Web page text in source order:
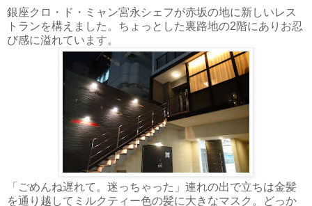
銀座クロ・ド・ミャン宮永シェフが赤坂の地に新しいレス
トランを構えました。ちょっとした裏路地の2階にありお忍
び感に溢れています。
「ごめんね遅れて。迷っちゃった」連れの出で立ちは金髪
を通り越してミルクティー色の髪に大きなマスク。どっか